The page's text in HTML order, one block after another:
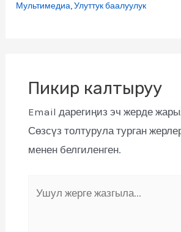
Мультимедиа,Улуттук баалуулук
Пикир калтыруу
Email дарегиңиз эч жерде
Сөзсүз толтурула турган
менен белгиленген.